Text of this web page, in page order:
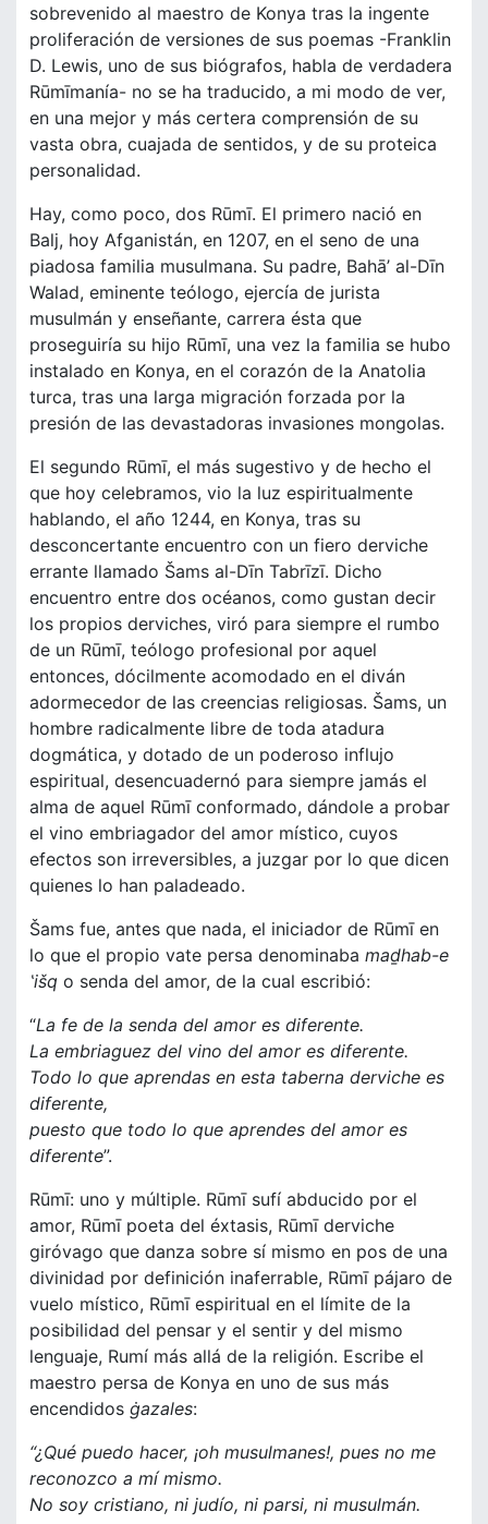
sobrevenido al maestro de Konya tras la ingente
proliferación de versiones de sus poemas -Franklin
D. Lewis, uno de sus biógrafos, habla de verdadera
Rūmīmanía- no se ha traducido, a mi modo de ver,
en una mejor y más certera comprensión de su
vasta obra, cuajada de sentidos, y de su proteica
personalidad.
Hay, como poco, dos Rūmī. El primero nació en
Balj, hoy Afganistán, en 1207, en el seno de una
piadosa familia musulmana. Su padre, Bahā’ al-Dīn
Walad, eminente teólogo, ejercía de jurista
musulmán y enseñante, carrera ésta que
proseguiría su hijo Rūmī, una vez la familia se hubo
instalado en Konya, en el corazón de la Anatolia
turca, tras una larga migración forzada por la
presión de las devastadoras invasiones mongolas.
El segundo Rūmī, el más sugestivo y de hecho el
que hoy celebramos, vio la luz espiritualmente
hablando, el año 1244, en Konya, tras su
desconcertante encuentro con un fiero derviche
errante llamado Šams al-Dīn Tabrīzī. Dicho
encuentro entre dos océanos, como gustan decir
los propios derviches, viró para siempre el rumbo
de un Rūmī, teólogo profesional por aquel
entonces, dócilmente acomodado en el diván
adormecedor de las creencias religiosas. Šams, un
hombre radicalmente libre de toda atadura
dogmática, y dotado de un poderoso influjo
espiritual, desencuadernó para siempre jamás el
alma de aquel Rūmī conformado, dándole a probar
el vino embriagador del amor místico, cuyos
efectos son irreversibles, a juzgar por lo que dicen
quienes lo han paladeado.
Šams fue, antes que nada, el iniciador de Rūmī en
lo que el propio vate persa denominaba maḏhab-e
‛išq o senda del amor, de la cual escribió:
“La fe de la senda del amor es diferente.
La embriaguez del vino del amor es diferente.
Todo lo que aprendas en esta taberna derviche es
diferente,
puesto que todo lo que aprendes del amor es
diferente”.
Rūmī: uno y múltiple. Rūmī sufí abducido por el
amor, Rūmī poeta del éxtasis, Rūmī derviche
giróvago que danza sobre sí mismo en pos de una
divinidad por definición inaferrable, Rūmī pájaro de
vuelo místico, Rūmī espiritual en el límite de la
posibilidad del pensar y el sentir y del mismo
lenguaje, Rumí más allá de la religión. Escribe el
maestro persa de Konya en uno de sus más
encendidos ġazales:
“¿Qué puedo hacer, ¡oh musulmanes!, pues no me
reconozco a mí mismo.
No soy cristiano, ni judío, ni parsi, ni musulmán.